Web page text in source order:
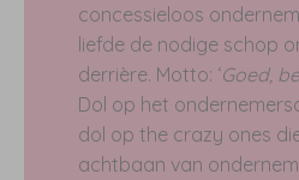
concessieloos
liefde de nodige schop
derrière. Motto: ‘Goed,
Dol op het
dol op the crazy ones
achtbaan van